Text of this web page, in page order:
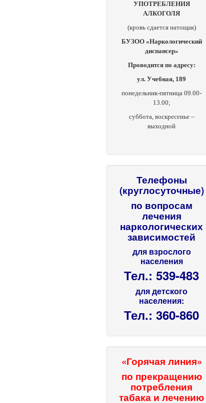
УПОТРЕБЛЕНИЯ
АЛКОГОЛЯ
(кровь сдается натощак)
БУЗОО «Наркологический
диспансер»
Проводится по адресу:
ул. Учебная, 189
понедельник-пятница 09.00-
13.00;
суббота, воскресенье –
выходной
Телефоны
(круглосуточные)
по вопросам
лечения
наркологических
зависимостей
для взрослого
населения
Тел.: 539-483
для детского
населения:
Тел.: 360-860
«Горячая линия»
по прекращению
потребления
табака и лечению